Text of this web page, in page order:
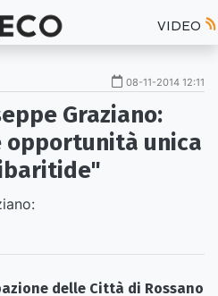
VIDEO
08-11-2014 12:11
Graziano:
opportunità unica
delle Città di Rossano